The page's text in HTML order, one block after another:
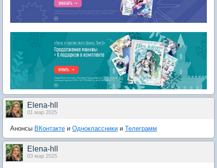
Elena-hll
01 мар 2025
Анонсы ВКонтакте и Одноклассники и Телеграмм
Elena-hll
03 мар 2025